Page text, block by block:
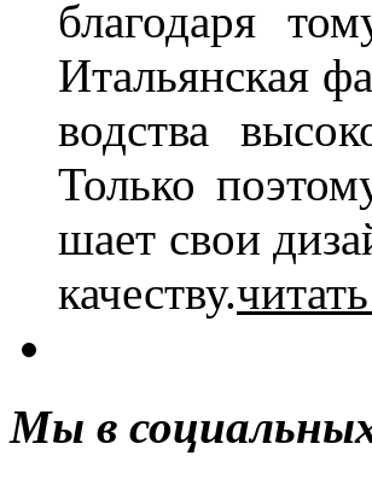
бла­го­да­ря
Ита­льян­ская
вод­ства
Толь­ко
ша­ет свои
ка­че­ству.
Мы в